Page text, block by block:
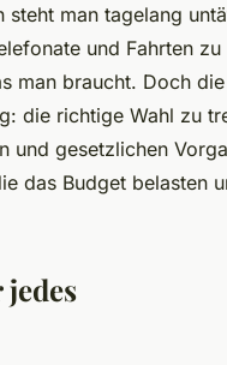
steht man tagelang
und Fahrten zu
man braucht. Doch die
die richtige Wahl zu
und gesetzlichen
das Budget belasten